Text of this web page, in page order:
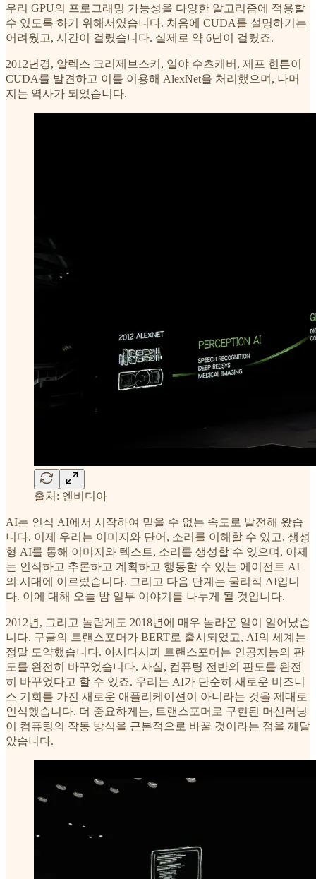
우리 GPU의 프로그래밍 가능성을 다양한 알고리즘에 적용할
수 있도록 하기 위해서였습니다. 처음에 CUDA를 설명하기는
어려웠고, 시간이 걸렸습니다. 실제로 약 6년이 걸렸죠.
2012년경, 알렉스 크리제브스키, 일야 수츠케버, 제프 힌튼이
CUDA를 발견하고 이를 이용해 AlexNet을 처리했으며, 나머
지는 역사가 되었습니다.
출처: 엔비디아
AI는 인식 AI에서 시작하여 믿을 수 없는 속도로 발전해 왔습
니다. 이제 우리는 이미지와 단어, 소리를 이해할 수 있고, 생성
형 AI를 통해 이미지와 텍스트, 소리를 생성할 수 있으며, 이제
는 인식하고 추론하고 계획하고 행동할 수 있는 에이전트 AI
의 시대에 이르렀습니다. 그리고 다음 단계는 물리적 AI입니
다. 이에 대해 오늘 밤 일부 이야기를 나누게 될 것입니다.
2012년, 그리고 놀랍게도 2018년에 매우 놀라운 일이 일어났습
니다. 구글의 트랜스포머가 BERT로 출시되었고, AI의 세계는
정말 도약했습니다. 아시다시피 트랜스포머는 인공지능의 판
도를 완전히 바꾸었습니다. 사실, 컴퓨팅 전반의 판도를 완전
히 바꾸었다고 할 수 있죠. 우리는 AI가 단순히 새로운 비즈니
스 기회를 가진 새로운 애플리케이션이 아니라는 것을 제대로
인식했습니다. 더 중요하게는, 트랜스포머로 구현된 머신러닝
이 컴퓨팅의 작동 방식을 근본적으로 바꿀 것이라는 점을 깨달
았습니다.